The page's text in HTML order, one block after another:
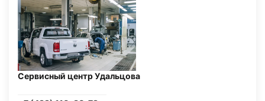
Сервисный центр Удальцова